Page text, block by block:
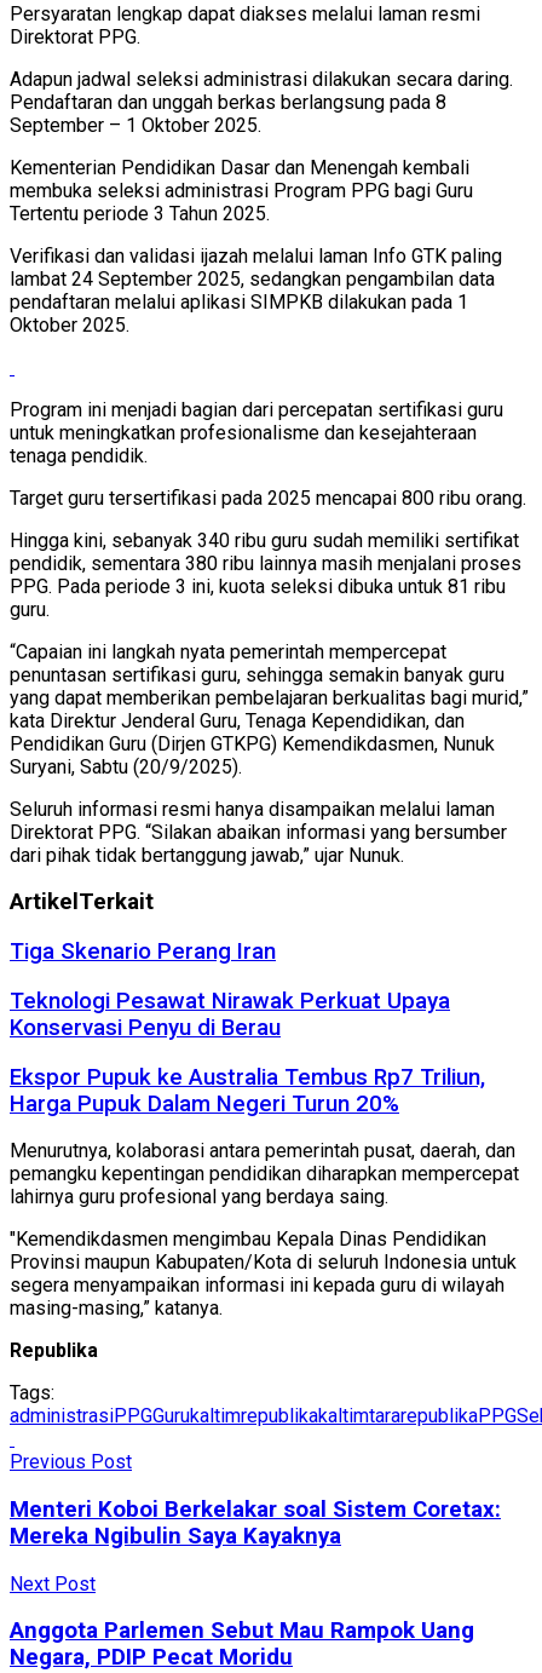
Persyaratan lengkap dapat diakses melalui laman resmi
Direktorat PPG.
Adapun jadwal seleksi administrasi dilakukan secara daring.
Pendaftaran dan unggah berkas berlangsung pada 8
September – 1 Oktober 2025.
Kementerian Pendidikan Dasar dan Menengah kembali
membuka seleksi administrasi Program PPG bagi Guru
Tertentu periode 3 Tahun 2025.
Verifikasi dan validasi ijazah melalui laman Info GTK paling
lambat 24 September 2025, sedangkan pengambilan data
pendaftaran melalui aplikasi SIMPKB dilakukan pada 1
Oktober 2025.
Program ini menjadi bagian dari percepatan sertifikasi guru
untuk meningkatkan profesionalisme dan kesejahteraan
tenaga pendidik.
Target guru tersertifikasi pada 2025 mencapai 800 ribu orang.
Hingga kini, sebanyak 340 ribu guru sudah memiliki sertifikat
pendidik, sementara 380 ribu lainnya masih menjalani proses
PPG. Pada periode 3 ini, kuota seleksi dibuka untuk 81 ribu
guru.
“Capaian ini langkah nyata pemerintah mempercepat
penuntasan sertifikasi guru, sehingga semakin banyak guru
yang dapat memberikan pembelajaran berkualitas bagi murid,”
kata Direktur Jenderal Guru, Tenaga Kependidikan, dan
Pendidikan Guru (Dirjen GTKPG) Kemendikdasmen, Nunuk
Suryani, Sabtu (20/9/2025).
Seluruh informasi resmi hanya disampaikan melalui laman
Direktorat PPG. “Silakan abaikan informasi yang bersumber
dari pihak tidak bertanggung jawab,” ujar Nunuk.
Artikel Terkait
Tiga Skenario Perang Iran
Teknologi Pesawat Nirawak Perkuat Upaya
Konservasi Penyu di Berau
Ekspor Pupuk ke Australia Tembus Rp7 Triliun,
Harga Pupuk Dalam Negeri Turun 20%
Menurutnya, kolaborasi antara pemerintah pusat, daerah, dan
pemangku kepentingan pendidikan diharapkan mempercepat
lahirnya guru profesional yang berdaya saing.
"Kemendikdasmen mengimbau Kepala Dinas Pendidikan
Provinsi maupun Kabupaten/Kota di seluruh Indonesia untuk
segera menyampaikan informasi ini kepada guru di wilayah
masing-masing,” katanya.
Republika
Tags:
administrasiPPGGurukaltimrepublikakaltimtararepublikaPPG
Previous Post
Menteri Koboi Berkelakar soal Sistem Coretax:
Mereka Ngibulin Saya Kayaknya
Next Post
Anggota Parlemen Sebut Mau Rampok Uang
Negara, PDIP Pecat Moridu